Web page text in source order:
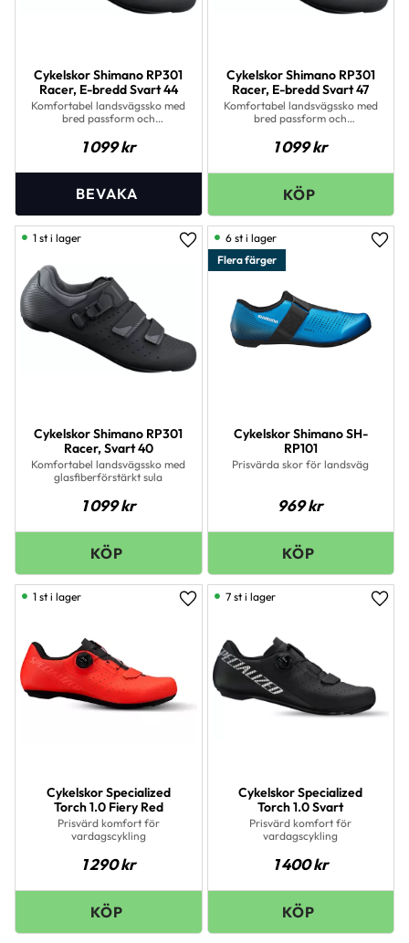
Cykelskor Shimano RP301
Racer, E-bredd Svart 44
Komfortabel landsvägssko med
bred passform och
1 099kr
Cykelskor Shimano RP301
Racer, E-bredd Svart 47
Komfortabel landsvägssko med
bred passform och
1 099kr
Cykelskor Shimano RP301
Racer, Svart 40
Komfortabel landsvägssko med
glasfiberförstärkt sula
1 099kr
Lägg till i favoriter
1 st i lager
Cykelskor Shimano SH-
RP101
Prisvärda skor för landsväg
969kr
Flera färger
6 st i lager
Cykelskor Specialized
Torch 1.0 Fiery Red
Prisvärd komfort för
vardagscykling
1 290kr
Lägg till i favoriter
1 st i lager
Cykelskor Specialized
Torch 1.0 Svart
Prisvärd komfort för
vardagscykling
1 400kr
7 st i lager